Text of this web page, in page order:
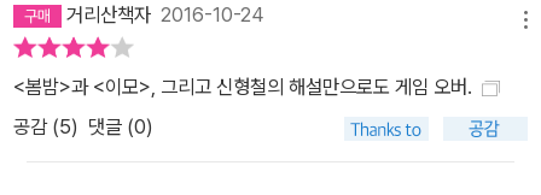
거리산책자 2016-10-24
<봄밤>과 <이모>, 그리고 신형철의 해설만으로도 게임 오버.
공감 (5) 댓글 (0)